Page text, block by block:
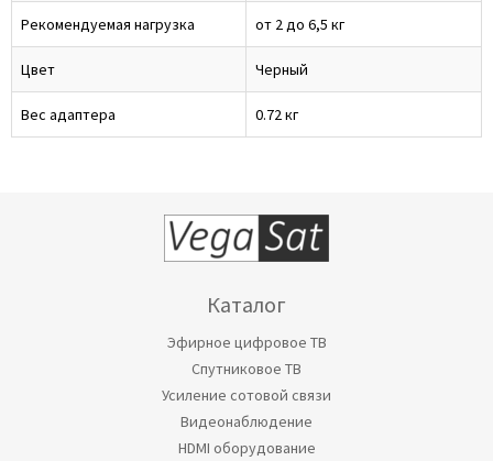
Рекомендуемая нагрузка от 2 до 6,5 кг
Цвет Черный
Вес адаптера 0.72 кг
Каталог
Эфирное цифровое ТВ
Спутниковое ТВ
Усиление сотовой связи
Видеонаблюдение
HDMI оборудование